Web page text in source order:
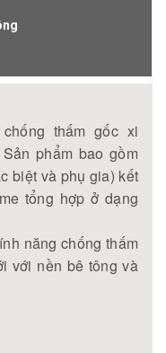
thấm gốc xi
phẩm bao gồm
biệt và phụ gia) kết
tổng hợp ở dạng
năng chống thấm
với nền bê tông và